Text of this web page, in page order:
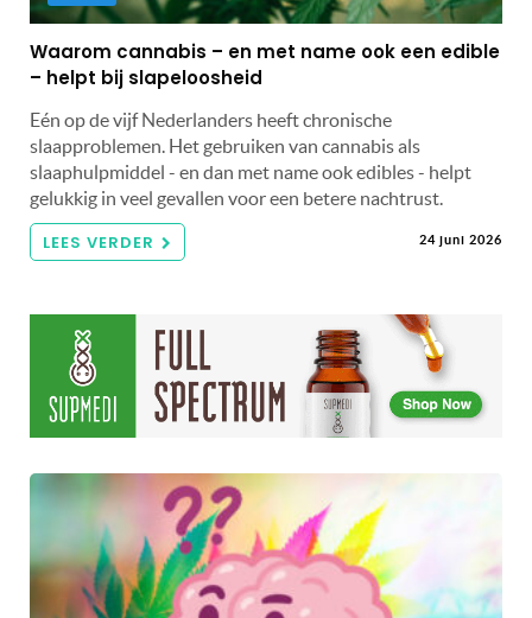
Waarom cannabis – en met name ook een edible
– helpt bij slapeloosheid
Eén op de vijf Nederlanders heeft chronische
slaapproblemen. Het gebruiken van cannabis als
slaaphulpmiddel - en dan met name ook edibles - helpt
gelukkig in veel gevallen voor een betere nachtrust.
LEES VERDER 24 juni 2026